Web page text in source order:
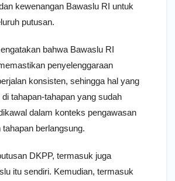
kewenangan Bawaslu RI untuk
putusan.
bahwa Bawaslu RI
penyelenggaraan
konsisten, sehingga hal yang
tahapan-tahapan yang sudah
dalam konteks pengawasan
berlangsung.
DKPP, termasuk juga
itu sendiri. Kemudian, termasuk